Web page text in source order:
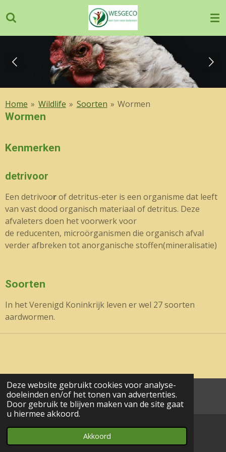
Deze website gebruikt cookies voor analyse-
doeleinden en/of het tonen van advertenties.
Door gebruik te blijven maken van de site gaat
u hiermee akkoord.
Akkoord
direct
naar
hoofdinhoud
Home » Wildlife » Soorten » Wormen
Wormen
Kenmerken
detrivoor
Een detrivoorofdetritus-eter is een organisme dat leeft
van vastdood organisch materiaal ofdetritus. Deze
afvaleters doen het voorwerk voor
de reducenten, microörganismen die organisch afval
verderafbreken totanorganische stoffen(mineralisatie)
Soorten
In het Verenigd Koninkrijk leven er wel 27 soorten
aardwormen.
aa© 2017 - 2024 wesgeco
E-mailadres